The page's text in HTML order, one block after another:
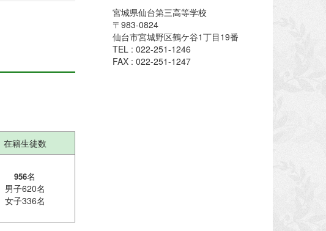
在籍生徒数
956名
男子620名
女子336名
宮城県仙台第三高等学校
〒983-0824
仙台市宮城野区鶴ケ谷1丁目19番
TEL : 022-251-1246
FAX : 022-251-1247